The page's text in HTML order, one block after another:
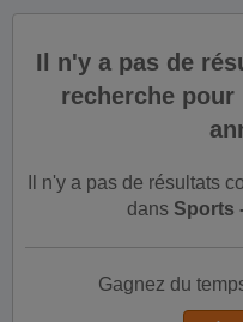
Il n'y a pas de
recherche
Il n'y a pas de résultats
dans Sports
Gagnez du